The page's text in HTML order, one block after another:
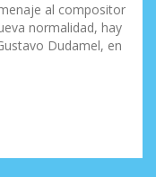
al compositor
normalidad, hay
Dudamel, en